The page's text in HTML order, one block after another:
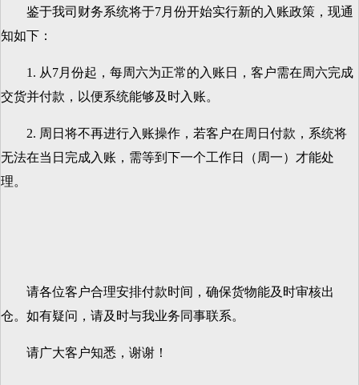
鉴于我司财务系统将于7月份开始实行新的入账政策，现通
知如下：
1. 从7月份起，每周六为正常的入账日，客户需在周六完成
交货并付款，以便系统能够及时入账。
2. 周日将不再进行入账操作，若客户在周日付款，系统将
无法在当日完成入账，需等到下一个工作日（周一）才能处
理。
请各位客户合理安排付款时间，确保货物能及时审核出
仓。如有疑问，请及时与我业务同事联系。
请广大客户知悉，谢谢！